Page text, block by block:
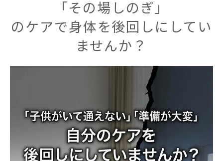
「その場しのぎ」
のケアで身体を後回しにしてい
ませんか？